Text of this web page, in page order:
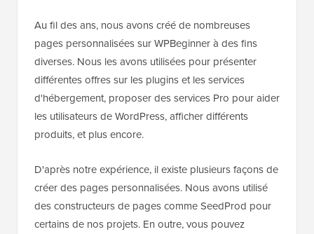
Au fil des ans, nous avons créé de nombreuses
pages personnalisées sur WPBeginner à des fins
diverses. Nous les avons utilisées pour présenter
différentes offres sur les plugins et les services
d'hébergement, proposer des services Pro pour aider
les utilisateurs de WordPress, afficher différents
produits, et plus encore.
D'après notre expérience, il existe plusieurs façons de
créer des pages personnalisées. Nous avons utilisé
des constructeurs de pages comme SeedProd pour
certains de nos projets. En outre, vous pouvez